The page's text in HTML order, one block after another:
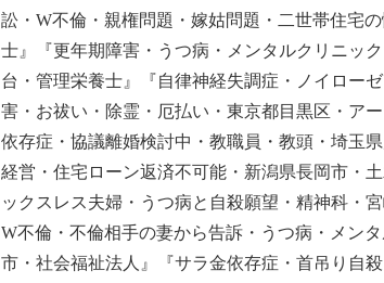
訟・W不倫・親権問題・嫁姑問題・二世帯住宅
士』『更年期障害・うつ病・メンタルクリニッ
台・管理栄養士』『自律神経失調症・ノイロー
害・お祓い・除霊・厄払い・東京都目黒区・ア
依存症・協議離婚検討中・教職員・教頭・埼玉
経営・住宅ローン返済不可能・新潟県長岡市・
ックスレス夫婦・うつ病と自殺願望・精神科・
W不倫・不倫相手の妻から告訴・うつ病・メン
市・社会福祉法人』『サラ金依存症・首吊り自